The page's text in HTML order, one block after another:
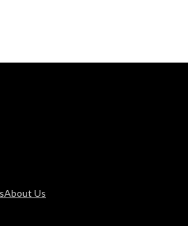
About Us